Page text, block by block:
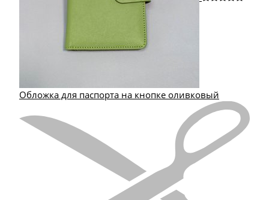
Обложка для паспорта на кнопке оливковый